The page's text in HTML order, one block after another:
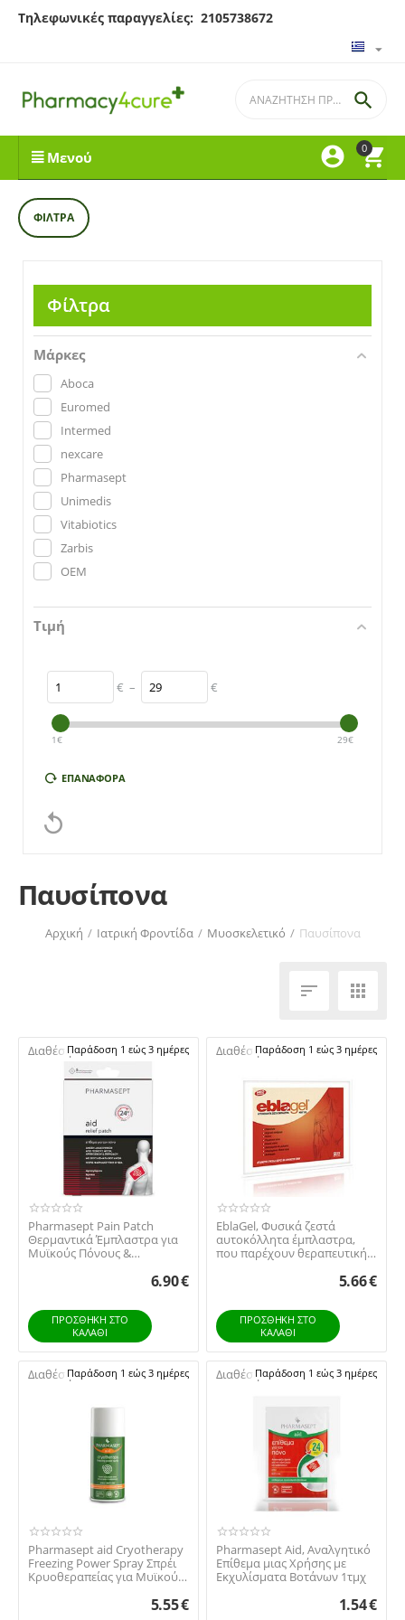
Τηλεφωνικές παραγγελίες: 2105738672
0



Μενού
ΦΊΛΤΡΑ
Φίλτρα
Μάρκες
Aboca
Euromed
Intermed
nexcare
Pharmasept
Unimedis
Vitabiotics
Zarbis
ΟΕΜ
Τιμή
€ – €
1€ 29€
ΕΠΑΝΑΦΟΡΆ

Παυσίπονα
Αρχική / Ιατρική Φροντίδα / Μυοσκελετικό / Παυσίπονα
 
Διαθέσιμο:Παράδοση 1 εώς 3 ημέρες
Pharmasept Pain Patch
Θερμαντικά Έμπλαστρα για
Μυϊκούς Πόνους &
6.90€
ΠΡΟΣΘΉΚΗ ΣΤΟ
ΚΑΛΆΘΙ
Διαθέσιμο:Παράδοση 1 εώς 3 ημέρες
EblaGel, Φυσικά ζεστά
αυτοκόλλητα έμπλαστρα,
που παρέχουν θεραπευτική
5.66€
ΠΡΟΣΘΉΚΗ ΣΤΟ
ΚΑΛΆΘΙ
Διαθέσιμο:Παράδοση 1 εώς 3 ημέρες
Pharmasept aid Cryotherapy
Freezing Power Spray Σπρέι
Κρυοθεραπείας για Μυϊκούς
5.55€
Διαθέσιμο:Παράδοση 1 εώς 3 ημέρες
Pharmasept Aid, Αναλγητικό
Επίθεμα μιας Χρήσης με
Εκχυλίσματα Βοτάνων 1τμχ
1.54€